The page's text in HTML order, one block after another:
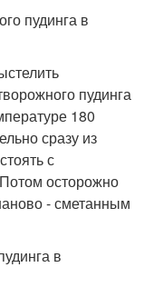
пудинга в
пудинга
180
сразу из
с
осторожно
- сметанным
в